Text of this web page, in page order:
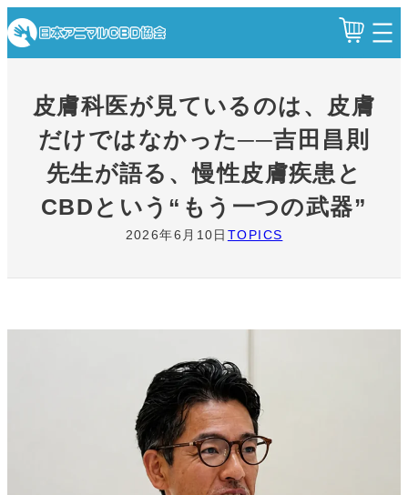
内
容
を
皮膚科医が見ているのは、皮膚
だけではなかった──吉田昌則
先生が語る、慢性皮膚疾患と
CBDという“もう一つの武器”
2026年6月10日 TOPICS